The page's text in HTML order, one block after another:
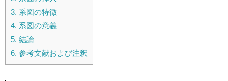
3. 系図の特徴
4. 系図の意義
5. 結論
6. 参考文献および注釈